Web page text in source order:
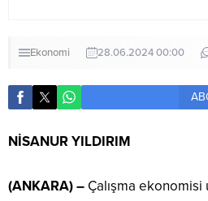
Ekonomi 28.06.2024 00:00
NİSANUR YILDIRIM
(ANKARA) – Çalışma ekonomisi